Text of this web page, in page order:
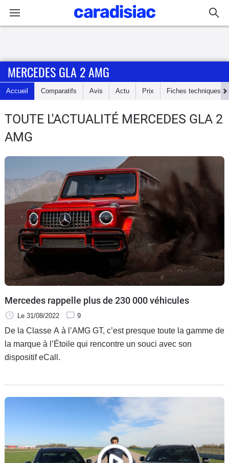
Accueil
Actu
Essais
Electriques
Utilitaires
Flottes
Auto
Services
Forum
Moto
Marques
MERCEDES GLA 2 AMG
Accueil Comparatifs Avis Actu Prix Fiches techniques
TOUTE L'ACTUALITÉ MERCEDES GLA 2
AMG
Mercedes rappelle plus de 230 000 véhicules
Le 31/08/2022 9
De la Classe A à l’AMG GT, c’est presque toute la gamme de
la marque à l’Étoile qui rencontre un souci avec son
dispositif eCall.